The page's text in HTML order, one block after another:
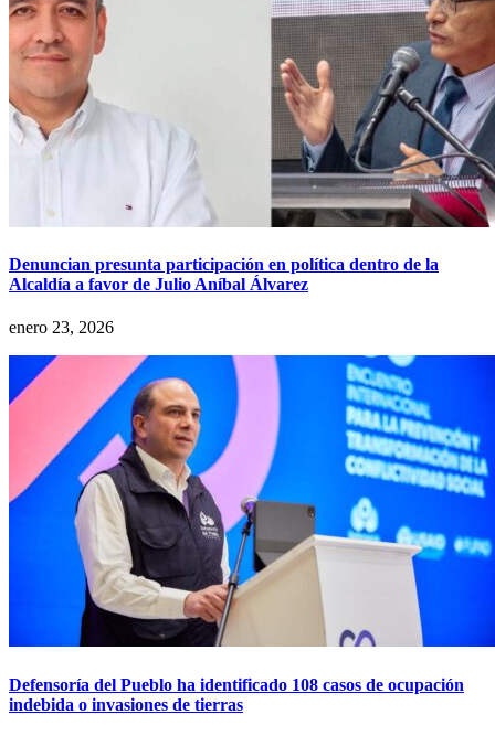
Denuncian presunta participación en política dentro de la
Alcaldía a favor de Julio Aníbal Álvarez
enero 23, 2026
Defensoría del Pueblo ha identificado 108 casos de ocupación
indebida o invasiones de tierras